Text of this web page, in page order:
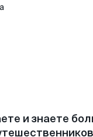
и знаете